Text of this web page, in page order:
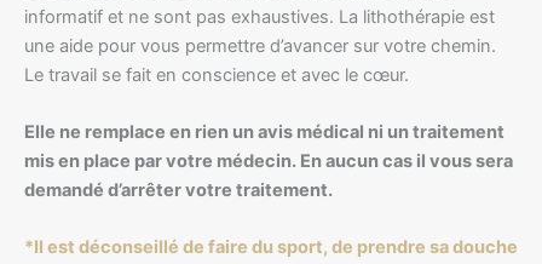
informatif et ne sont pas exhaustives. La lithothérapie est
une aide pour vous permettre d’avancer sur votre chemin.
Le travail se fait en conscience et avec le cœur.
Elle ne remplace en rien un avis médical ni un traitement
mis en place par votre médecin. En aucun cas il vous sera
demandé d’arrêter votre traitement.
*Il est déconseillé de faire du sport, de prendre sa douche